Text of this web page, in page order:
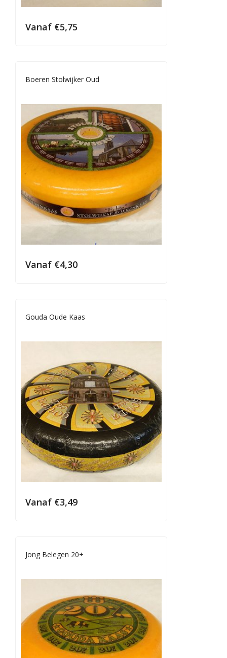
Vanaf €5,75
Boeren Stolwijker Oud
Vanaf €4,30
Gouda Oude Kaas
Vanaf €3,49
Jong Belegen 20+